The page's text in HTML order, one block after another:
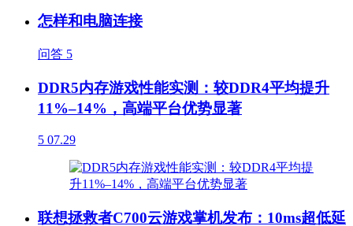
怎样和电脑连接
问答 5
DDR5内存游戏性能实测：较DDR4平均提升
11%–14%，高端平台优势显著
5 07.29
联想拯救者C700云游戏掌机发布：10ms超低延